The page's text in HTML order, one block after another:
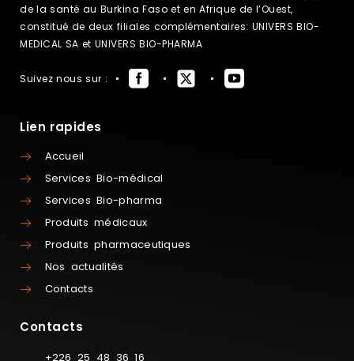
de la santé au Burkina Faso et en Afrique de l’Ouest,
constitué de deux filiales complémentaires: UNIVERS BIO-
MEDICAL SA et UNIVERS BIO-PHARMA
Suivez nous sur :
Lien rapides
Accueil
Services Bio-médical
Services Bio-pharma
Produits médicaux
Produits pharmaceutiques
Nos actualités
Contacts
Contacts
+226 25 48 36 16